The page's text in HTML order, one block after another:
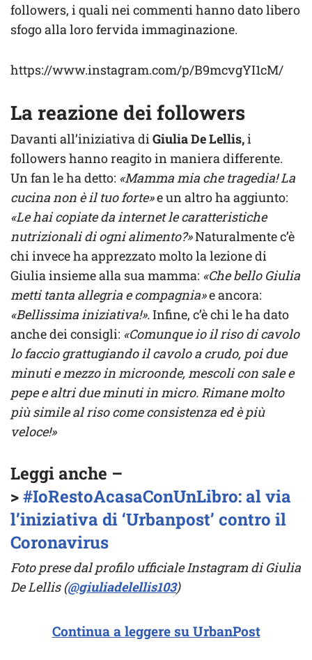
followers, i quali nei commenti hanno dato libero
sfogo alla loro fervida immaginazione.
https://www.instagram.com/p/B9mcvgYI1cM/
La reazione dei followers
Davanti all’iniziativa diGiulia De Lellis,i
followers hanno reagito in maniera differente.
Un fan le ha detto: «Mamma mia che tragedia! La
cucina non è il tuo forte»e un altro ha aggiunto:
«Le hai copiate da internet le caratteristiche
nutrizionali di ogni alimento?»Naturalmente c’è
chi invece ha apprezzato molto la lezione di
Giulia insieme alla sua mamma: «Che bello Giulia
metti tanta allegria e compagnia»e ancora:
«Bellissima iniziativa!».Infine, c’è chi le ha dato
anche dei consigli: «Comunque io il riso di cavolo
lo faccio grattugiando il cavolo a crudo, poi due
minuti e mezzo in microonde, mescoli con sale e
pepe e altri due minuti in micro. Rimane molto
più simile al riso come consistenza ed è più
veloce!»
Leggi anche –
>#IoRestoAcasaConUnLibro: al via
l’iniziativa di ‘Urbanpost’ contro il
Coronavirus
Foto prese dal profilo ufficiale Instagram di Giulia
De Lellis (@giuliadelellis103)
Continua a leggere su UrbanPost